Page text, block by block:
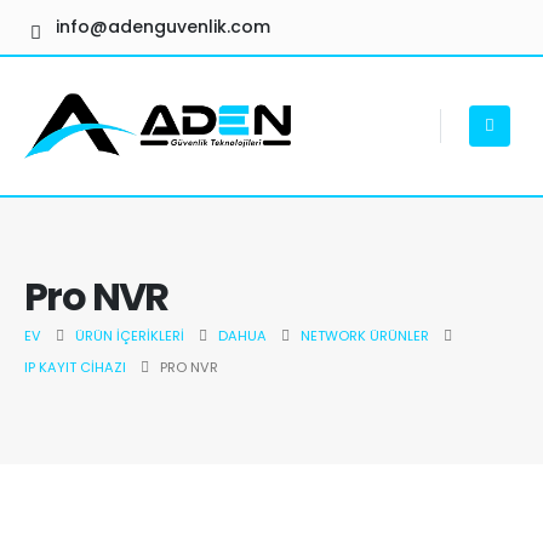
info@adenguvenlik.com
Pro NVR
EV ÜRÜN İÇERIKLERI DAHUA
NETWORK ÜRÜNLER
IP KAYIT CIHAZI
PRO NVR